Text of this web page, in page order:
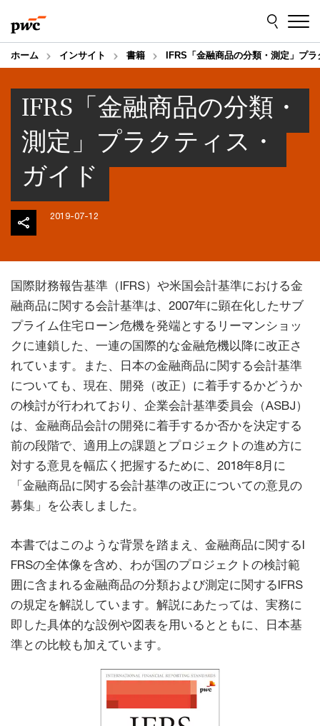
to
content
to
footer
ホーム インサイト 書籍 IFRS「金融商品の分類・測定」プ
IFRS「金融商品の分類・
測定」プラクティス・
ガイド
2019-07-12
国際財務報告基準（IFRS）や米国会計基準における金
融商品に関する会計基準は、2007年に顕在化したサブ
プライム住宅ローン危機を発端とするリーマンショッ
クに連鎖した、一連の国際的な金融危機以降に改正さ
れています。また、日本の金融商品に関する会計基準
についても、現在、開発（改正）に着手するかどうか
の検討が行われており、企業会計基準委員会（ASBJ）
は、金融商品会計の開発に着手するか否かを決定する
前の段階で、適用上の課題とプロジェクトの進め方に
対する意見を幅広く把握するために、2018年8月に
「金融商品に関する会計基準の改正についての意見の
募集」を公表しました。
本書ではこのような背景を踏まえ、金融商品に関するI
FRSの全体像を含め、わが国のプロジェクトの検討範
囲に含まれる金融商品の分類および測定に関するIFRS
の規定を解説しています。解説にあたっては、実務に
即した具体的な設例や図表を用いるとともに、日本基
準との比較も加えています。